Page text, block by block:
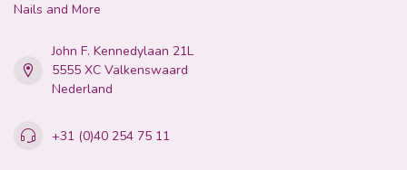
Nails and More
John F. Kennedylaan 21L
5555 XC Valkenswaard
Nederland
+31 (0)40 254 75 11